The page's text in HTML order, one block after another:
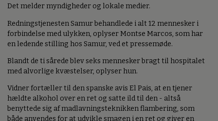
Det melder myndigheder og lokale medier.
Redningstjenesten Samur behandlede i alt 12 mennesker i
forbindelse med ulykken, oplyser Montse Marcos, som har
en ledende stilling hos Samur, ved et pressemøde.
Blandt de ti sårede blev seks mennesker bragt til hospitalet
med alvorlige kvæstelser, oplyser hun.
Vidner fortæller til den spanske avis El Pais, at en tjener
hældte alkohol over en ret og satte ild til den - altså
benyttede sig af madlavningsteknikken flambering, som
både anvendes for at udvikle smagen i en ret og giver en